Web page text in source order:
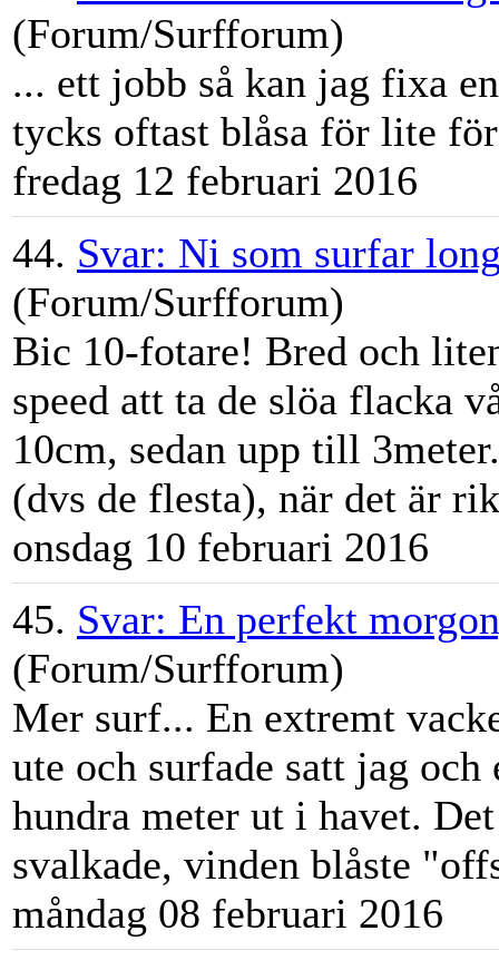
(Forum/Surfforum)
... ett jobb så kan jag fixa
tycks oftast blåsa för lite för
fredag 12 februari 2016
44. Svar: Ni som surfar
(Forum/Surfforum)
Bic 10-fotare! Bred och
speed att ta de slöa flacka
10cm, sedan upp till
(dvs de flesta), när det är
onsdag 10 februari 2016
45. Svar: En perfekt
(Forum/Surfforum)
Mer surf... En extremt
ute och surfade satt jag och
hundra meter ut i havet.
svalkade, vinden blåste
måndag 08 februari 2016